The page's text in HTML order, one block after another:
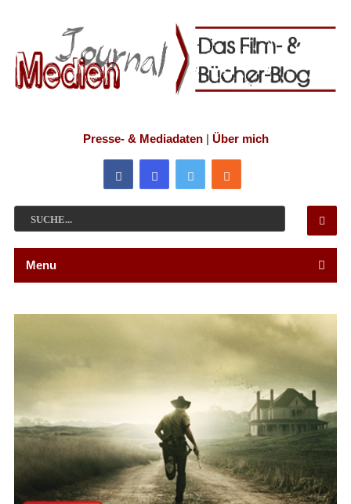
Presse- & Mediadaten| Über mich
Menu